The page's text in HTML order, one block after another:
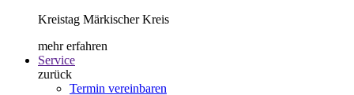
Kreistag Märkischer Kreis
mehr erfahren
Service
zurück
Termin vereinbaren